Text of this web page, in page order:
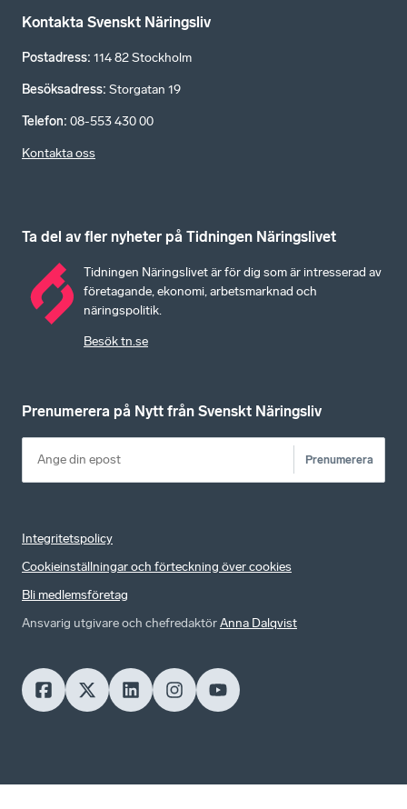
Kontakta Svenskt Näringsliv
Postadress: 114 82 Stockholm
Besöksadress: Storgatan 19
Telefon: 08-553 430 00
Kontakta oss
Ta del av fler nyheter på Tidningen Näringslivet
Tidningen Näringslivet är för dig som är intresserad av
företagande, ekonomi, arbetsmarknad och
näringspolitik.
Besök tn.se
Prenumerera på Nytt från Svenskt Näringsliv
Prenumerera
Integritetspolicy
Cookieinställningar och förteckning över cookies
Bli medlemsföretag
Ansvarig utgivare och chefredaktörAnna Dalqvist